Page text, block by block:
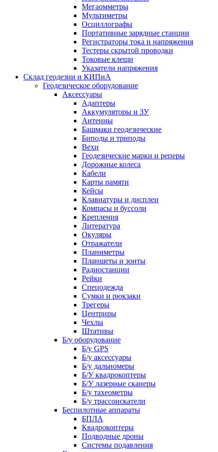
Мегаомметры
Мультиметры
Осциллографы
Портативные зарядные станции
Регистраторы тока и напряжения
Тестеры скрытой проводки
Токовые клещи
Указатели напряжения
Склад геодезии и КИПиА
Геодезическое оборудование
Аксессуары
Адаптеры
Аккумуляторы и ЗУ
Антенны
Башмаки геодезические
Биподы и триподы
Вехи
Геодезические марки и реперы
Дорожные колеса
Кабели
Карты памяти
Кейсы
Клавиатуры и дисплеи
Компасы и буссоли
Крепления
Литература
Окуляры
Отражатели
Планиметры
Планшеты и зонты
Радиостанции
Рейки
Спецодежда
Сумки и рюкзаки
Трегеры
Центриры
Чехлы
Штативы
Б/у оборудование
Б/у GPS
Б/у аксессуары
Б/у дальномеры
Б/У квадрокоптеры
Б/У лазерные сканеры
Б/у тахеометры
Б/у трассоискатели
Беспилотные аппараты
БПЛА
Квадрокоптеры
Подводные дроны
Системы подавления